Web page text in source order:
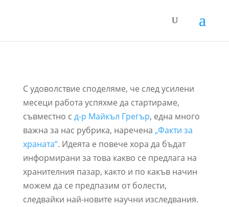
С удоволствие споделяме, че след усилени
месеци работа успяхме да стартираме,
съвместно с д-р Майкъл Грегър, една много
важна за нас рубрика, наречена „Факти за
храната“. Идеята е повече хора да бъдат
информирани за това какво се предлага на
хранителния пазар, както и по какъв начин
можем да се предпазим от болести,
следвайки най-новите научни изследвания.